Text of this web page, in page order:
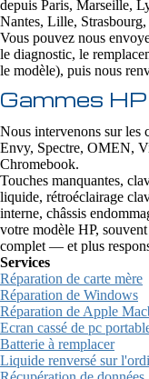
depuis Paris, Marseille,
Nantes, Lille,
Vous pouvez nous
le diagnostic, le
le modèle), puis nous
Gammes
Nous intervenons sur les
Envy, Spectre, OMEN,
Chromebook.
Touches manquantes,
liquide, rétroéclairage
interne, châssis
votre modèle HP,
complet — et plus
Services
Réparation de carte mère
Réparation de Windows
Réparation de Apple
Ecran cassé de pc
Batterie à remplacer
Liquide renversé sur